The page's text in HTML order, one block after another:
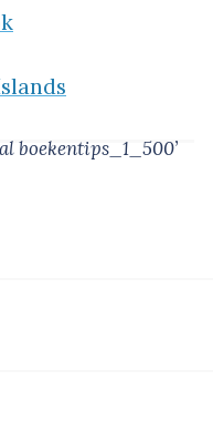
boekentips_1_500’